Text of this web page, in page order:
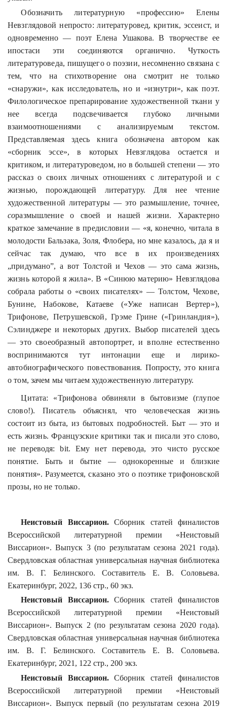
Обозначить литературную «профессию» Елены
Невзглядовой непросто: литературовед, критик, эссеист, и
одновременно — поэт Елена Ушакова. В творчестве ее
ипостаси эти соединяются органично. Чуткость
литературоведа, пишущего о поэзии, несомненно связана с
тем, что на стихотворение она смотрит не только
«снаружи», как исследователь, но и «изнутри», как поэт.
Филологическое препарирование художественной ткани у
нее всегда подсвечивается глубоко личными
взаимоотношениями с анализируемым текстом.
Представляемая здесь книга обозначена автором как
«сборник эссе», в которых Невзглядова остается и
критиком, и литературоведом, но в большей степени — это
рассказ о своих личных отношениях с литературой и с
жизнью, порождающей литературу. Для нее чтение
художественной литературы — это размышление, точнее,
соразмышлениео своей и нашей жизни. Характерно
краткое замечание в предисловии — «я, конечно, читала в
молодости Бальзака, Золя, Флобера, но мне казалось, да я и
сейчас так думаю, что все в их произведениях
„придумано”, а вот Толстой и Чехов — это сама жизнь,
жизнь которой я жила». В «Синюю материю» Невзглядова
собрала работы о «своих писателях» — Толстом, Чехове,
Бунине, Набокове, Катаеве («Уже написан Вертер»),
Трифонове, Петрушевской,Грэме Грине («Гринландия»),
Сэлинджере и некоторых других. Выбор писателей здесь
— это своеобразный автопортрет, и вполне естественно
воспринимаются тут интонации еще и лирико-
автобиографического повествования. Попросту, это книга
о том, зачем мы читаем художественную литературу.
Цитата: «Трифонова обвиняли в бытовизме (глупое
слово!). Писатель объяснял, что человеческая жизнь
состоит из быта, из бытовых подробностей. Быт — это и
есть жизнь. Французские критики так и писали это слово,
не переводя:bit. Ему нет перевода, это чисто русское
понятие. Быть и бытие — однокоренные и близкие
понятия». Разумеется, сказано это о поэтикетрифоновской
прозы, но не только.
Неистовый Виссарион.Сборник статей финалистов
Всероссийской литературной премии «Неистовый
Виссарион». Выпуск 3 (по результатам сезона 2021 года).
Свердловская областная универсальная научная библиотека
им. В. Г. Белинского. Составитель Е. В. Соловьева.
Екатеринбург, 2022, 136 стр., 60 экз.
Неистовый Виссарион.Сборник статей финалистов
Всероссийской литературной премии «Неистовый
Виссарион». Выпуск 2 (по результатам сезона 2020 года).
Свердловская областная универсальная научная библиотека
им. В. Г. Белинского. Составитель Е. В. Соловьева.
Екатеринбург, 2021, 122 стр., 200 экз.
Неистовый Виссарион.Сборник статей финалистов
Всероссийской литературной премии «Неистовый
Виссарион». Выпуск первый (по результатам сезона 2019